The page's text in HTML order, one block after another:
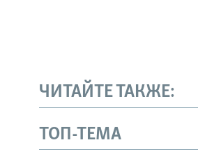
ЧИТАЙТЕ ТАКЖЕ:
ТОП-ТЕМА